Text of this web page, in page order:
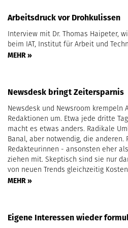
Arbeitsdruck vor Drohkulissen
Interview mit Dr. Thomas Haipeter,
beim IAT, Institut für Arbeit und
MEHR »
Newsdesk bringt Zeitersparnis
Newsdesk und Newsroom krempeln
Redaktionen um. Etwa jede dritte
macht es etwas anders. Radikale
Banal, aber notwendig, die anderen.
Redakteurinnen - ansonsten eher
ziehen mit. Skeptisch sind sie nur
von neuen Trends gleichzeitig
MEHR »
Eigene Interessen wieder